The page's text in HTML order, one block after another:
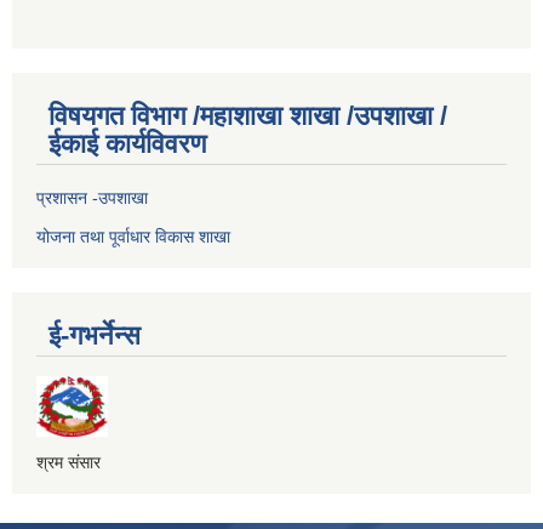
विषयगत विभाग /महाशाखा शाखा /उपशाखा /
ईकाई कार्यविवरण
प्रशासन -उपशाखा
योजना तथा पूर्वाधार विकास शाखा
ई-गभर्नेन्स
श्रम संसार